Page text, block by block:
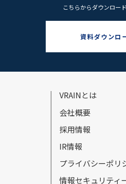
こちらからダウンロー
資料ダウンロ
VRAINとは
会社概要
採⽤情報
IR情報
プライバシーポリ
情報セキュリティ